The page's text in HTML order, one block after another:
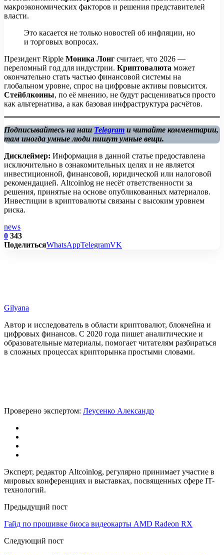
макроэкономических факторов и решения представителей
власти.
Это касается не только новостей об инфляции, но
и торговых вопросах.
Президент Ripple Моника Лонг считает, что 2026 —
переломный год для индустрии. Криптовалюта может
окончательно стать частью финансовой системы на
глобальном уровне, спрос на цифровые активы повысится.
Стейблкоины, по её мнению, не будут расцениваться просто
как альтернатива, а как базовая инфраструктура расчётов.
Подписывайтесь на наш Telegram и читайте комментарии,
там иногда умные люди пишут умные вещи.
Дисклеймер: Информация в данной статье предоставлена
исключительно в ознакомительных целях и не является
инвестиционной, финансовой, юридической или налоговой
рекомендацией. Altcoinlog не несёт ответственности за
решения, принятые на основе опубликованных материалов.
Инвестиции в криптовалюты связаны с высоким уровнем
риска.
news
0 343
ПоделитьсяWhatsAppTelegramVK
Gilyana
Автор и исследователь в области криптовалют, блокчейна и
цифровых финансов. С 2020 года пишет аналитические и
образовательные материалы, помогает читателям разбираться
в сложных процессах крипторынка простыми словами.
Проверено экспертом: Леусенко Александр
Эксперт, редактор Altcoinlog, регулярно принимает участие в
мировых конференциях и выставках, посвященных сфере IT-
технологий.
Предыдущий пост
Гайд по прошивке биоса видеокарты AMD Radeon RX
Следующий пост